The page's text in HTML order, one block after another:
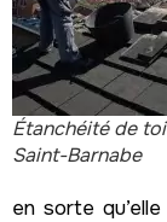
Étanchéité de
Saint-Barnabe
en sorte